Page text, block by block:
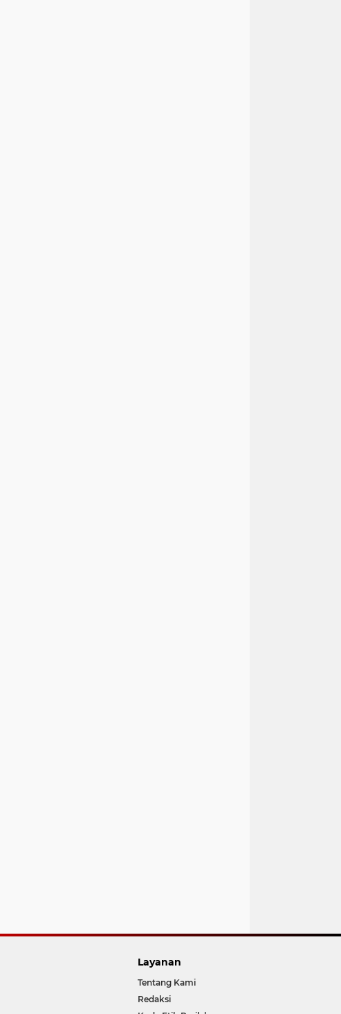
Layanan
Tentang Kami
Redaksi